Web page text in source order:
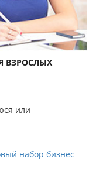
ВЗРОСЛЫХ
или
набор бизнес